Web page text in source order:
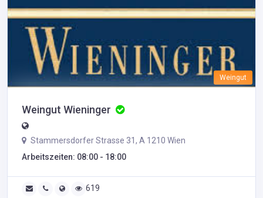
Weingut
Weingut Wieninger
Stammersdorfer Strasse 31, A 1210 Wien
Arbeitszeiten: 08:00 - 18:00
619